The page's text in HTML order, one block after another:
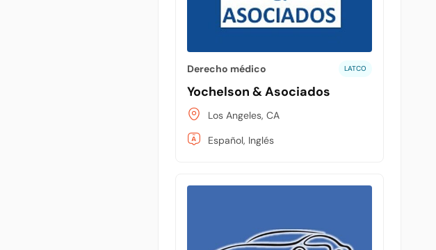
Derecho médico LATCO
Yochelson & Asociados
Los Angeles, CA
Español, Inglés